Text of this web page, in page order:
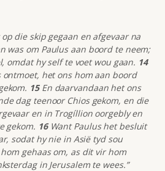
die skip gegaan en afgevaar na
was om Paulus aan boord te neem;
omdat hy self te voet wou gaan. 14
ontmoet, het ons hom aan boord
15En daarvandaan het ons
dag teenoor Chios gekom, en die
en in Trogíllion oorgebly en
gekom. 16Want Paulus het besluit
sodat hy nie in Asië tyd sou
gehaas om, as dit vir hom
in Jerusalem te wees.”